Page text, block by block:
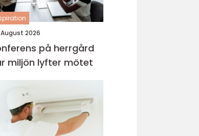
2026
på herrgård
miljön lyfter mötet